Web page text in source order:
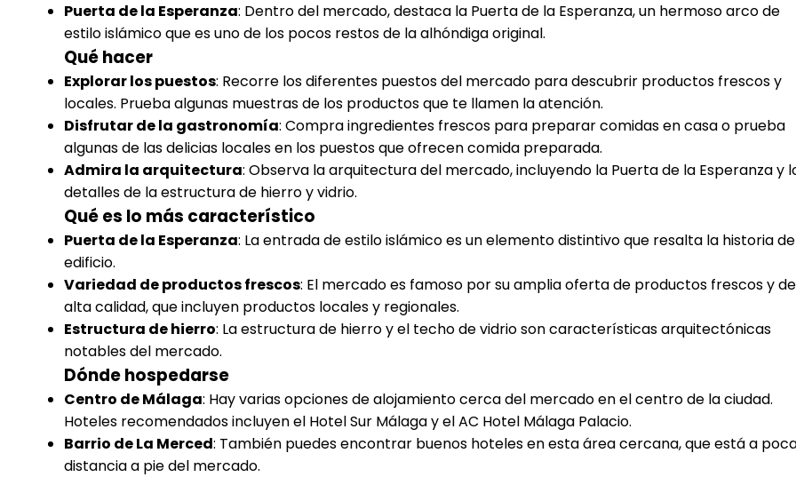
Puerta de la Esperanza: Dentro del mercado, destaca la Puerta de la Esperanza, un hermoso arco de
estilo islámico que es uno de los pocos restos de la alhóndiga original.
Qué hacer
Explorar los puestos: Recorre los diferentes puestos del mercado para descubrir productos frescos y
locales. Prueba algunas muestras de los productos que te llamen la atención.
Disfrutar de la gastronomía: Compra ingredientes frescos para preparar comidas en casa o prueba
algunas de las delicias locales en los puestos que ofrecen comida preparada.
Admira la arquitectura: Observa la arquitectura del mercado, incluyendo la Puerta de la Esperanza y
detalles de la estructura de hierro y vidrio.
Qué es lo más característico
Puerta de la Esperanza: La entrada de estilo islámico es un elemento distintivo que resalta la historia
edificio.
Variedad de productos frescos: El mercado es famoso por su amplia oferta de productos frescos y de
alta calidad, que incluyen productos locales y regionales.
Estructura de hierro: La estructura de hierro y el techo de vidrio son características arquitectónicas
notables del mercado.
Dónde hospedarse
Centro de Málaga: Hay varias opciones de alojamiento cerca del mercado en el centro de la ciudad.
Hoteles recomendados incluyen el Hotel Sur Málaga y el AC Hotel Málaga Palacio.
Barrio de La Merced: También puedes encontrar buenos hoteles en esta área cercana, que está a
distancia a pie del mercado.